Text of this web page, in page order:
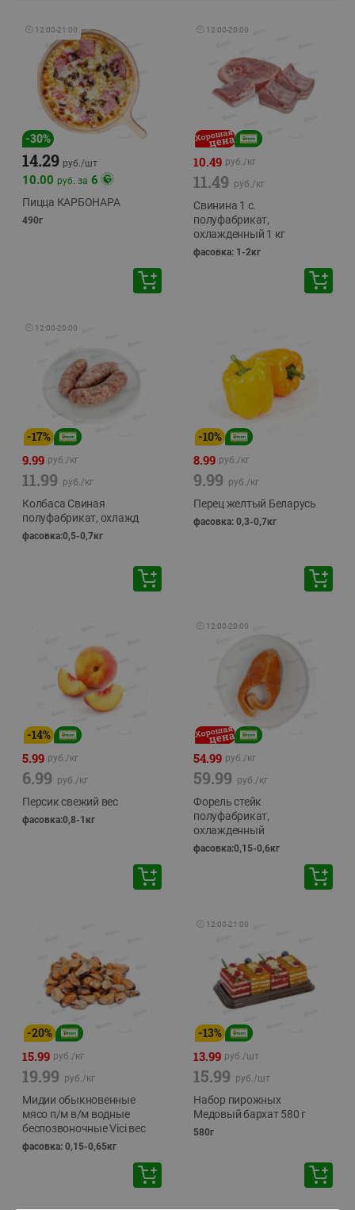
🕘 12:00-21:00
-30%
14.29 руб./шт
10.00 руб. за 6
Пицца КАРБОНАРА
490г
🕘 12:00-20:00
10.49 руб./кг
11.49 руб./кг
Свинина 1 с.
полуфабрикат,
охлажденный 1 кг
фасовка: 1-2кг
🕘 12:00-20:00
-17%
9.99 руб./кг
11.99 руб./кг
Колбаса Свиная
полуфабрикат, охлажд
фасовка:0,5-0,7кг
-10%
8.99 руб./кг
9.99 руб./кг
Перец желтый Беларусь
фасовка: 0,3-0,7кг
-14%
5.99 руб./кг
6.99 руб./кг
Персик свежий вес
фасовка:0,8-1кг
🕘 12:00-20:00
54.99 руб./кг
59.99 руб./кг
Форель стейк
полуфабрикат,
охлажденный
фасовка:0,15-0,6кг
-20%
15.99 руб./кг
19.99 руб./кг
Мидии обыкновенные
мясо п/м в/м водные
беспозвоночные Vici вес
фасовка: 0,15-0,65кг
🕘 12:00-21:00
-13%
13.99 руб./шт
15.99 руб./шт
Набор пирожных
Медовый бархат 580 г
580г